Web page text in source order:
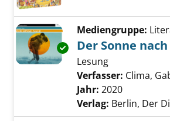
Exemplar-Details von
Mediengruppe:
Der Sonne nach
Lesung
Verfasser: Clima,
Jahr: 2020
Verlag: Berlin, Der